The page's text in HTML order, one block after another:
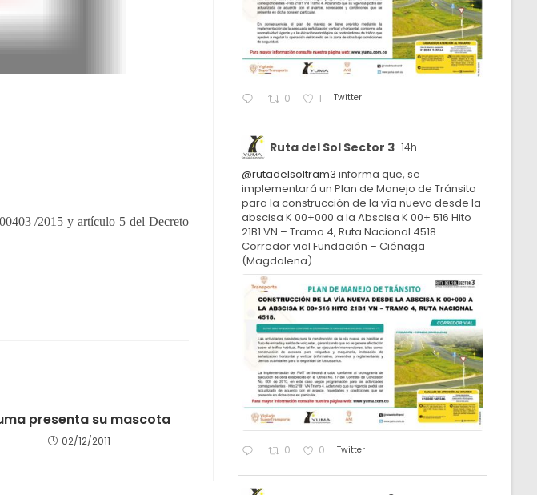
presenta su mascota
02/12/2011
0 1 Twitter
Ruta del Sol Sector 3 14h
@rutadelsoltram3 informa que, se
implementará un Plan de Manejo de Tránsito
para la construcción de la vía nueva desde la
abscisa K 00+000 a la Abscisa K 00+ 516 Hito
21B1 VN – Tramo 4, Ruta Nacional 4518.
Corredor vial Fundación – Ciénaga
(Magdalena).
0 0 Twitter